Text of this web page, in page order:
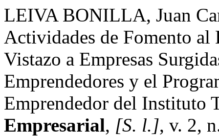
LEIVA BONILLA, Juan
Actividades de Fomento
Vistazo a Empresas
Emprendedores y el
Emprendedor del Instituto
Empresarial, [S. l.], v. 2,